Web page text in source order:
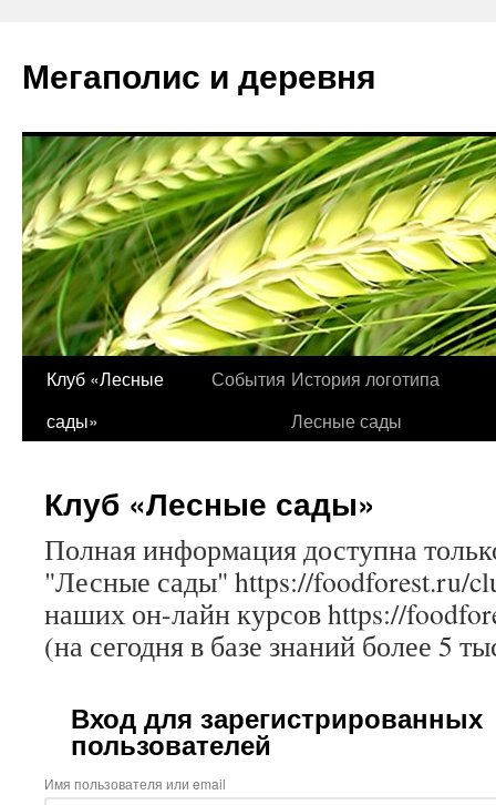
содержимому
Мегаполис и деревня
Клуб «Лесные
сады»
События История логотипа
Лесные сады
Клуб «Лесные сады»
Полная информация доступна
"Лесные сады" https://foodforest.ru/
наших он-лайн курсов https://
(на сегодня в базе знаний более 5
Вход для зарегистрированных
пользователей
Имя пользователя или email